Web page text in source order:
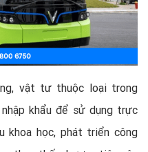
vật tư thuộc loại trong
khẩu để sử dụng trực
khoa học, phát triển công